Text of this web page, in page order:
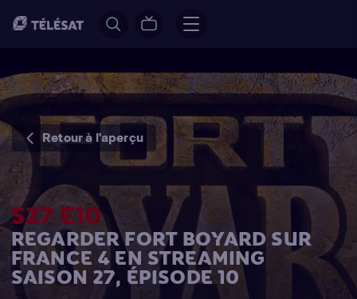
Retour à l'aperçu
S27 E10
REGARDER FORT BOYARD SUR
FRANCE 4 EN STREAMING
SAISON 27, ÉPISODE 10